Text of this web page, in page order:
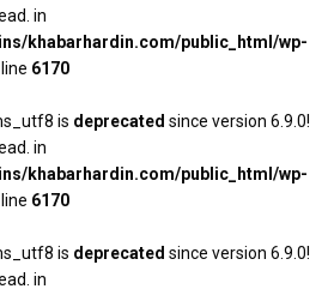
in
khabarhardin.com/public_html/wp-
6170
is deprecated since version 6.9.0!
in
khabarhardin.com/public_html/wp-
6170
is deprecated since version 6.9.0!
in